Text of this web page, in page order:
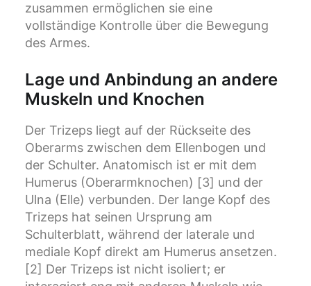
zusammen ermöglichen sie eine
vollständige Kontrolle über die Bewegung
des Armes.
Lage und Anbindung an andere
Muskeln und Knochen
Der Trizeps liegt auf der Rückseite des
Oberarms zwischen dem Ellenbogen und
der Schulter. Anatomisch ist er mit dem
Humerus (Oberarmknochen) [3] und der
Ulna (Elle) verbunden. Der lange Kopf des
Trizeps hat seinen Ursprung am
Schulterblatt, während der laterale und
mediale Kopf direkt am Humerus ansetzen.
[2] Der Trizeps ist nicht isoliert; er